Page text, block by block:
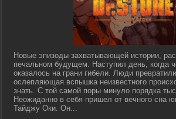
Новые эпизоды захватывающей истории,
печальном будущем. Наступил день, когда
оказалось на грани гибели. Люди
ослепляющая вспышка неизвестного
знать. С той самой поры минуло порядка
Неожиданно в себя пришел от вечного сна
Тайджу Оки. Он...